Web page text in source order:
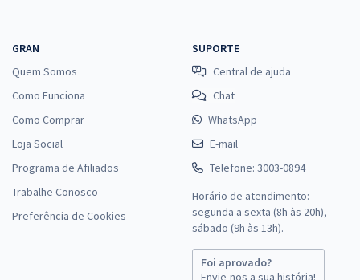
GRAN
Quem Somos
Como Funciona
Como Comprar
Loja Social
Programa de Afiliados
Trabalhe Conosco
Preferência de Cookies
SUPORTE
Central de ajuda
Chat
WhatsApp
E-mail
Telefone: 3003-0894
Horário de atendimento:
segunda a sexta (8h às 20h),
sábado (9h às 13h).
Foi aprovado?
Envie-nos a sua história!